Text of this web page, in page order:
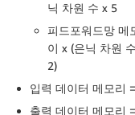
닉 차원 수 x 5
피드포워드망 메
이 x (은닉 차원
2)
입력 데이터 메모리
출력 데이터 메모리